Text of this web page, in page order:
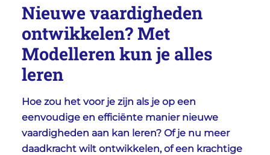
Nieuwe vaardigheden
ontwikkelen? Met
Modelleren kun je alles
leren
Hoe zou het voor je zijn als je op een
eenvoudige en efficiënte manier nieuwe
vaardigheden aan kan leren? Of je nu meer
daadkracht wilt ontwikkelen, of een krachtige